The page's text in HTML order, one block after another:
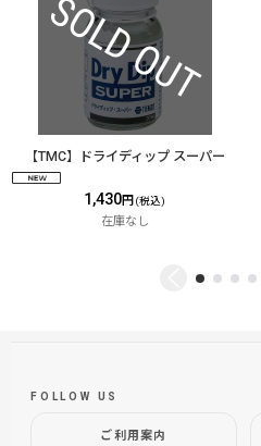
【TMC】ドライディップ スーパー
1,430円 (税込)
在庫なし
ご利用案内
FOLLOW US